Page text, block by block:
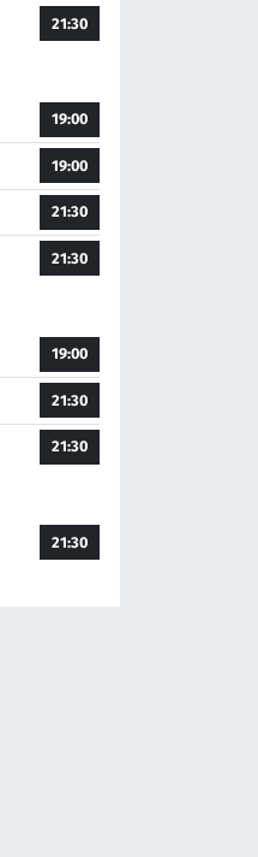
21:30
19:00
19:00
21:30
21:30
19:00
21:30
21:30
21:30